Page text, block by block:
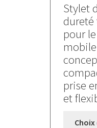
Stylet
dureté
pour
prise
et